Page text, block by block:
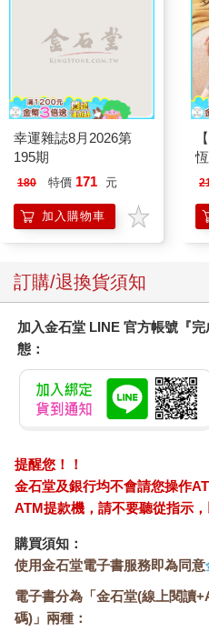
幸運雜誌8月2026第
195期
180 特價 171 元
加入購物車
訂購/退換貨須知
加入金石堂 LINE 官方帳號『
態：
提醒您！！
金石堂及銀行均不會請您操作
ATM提款機，請不要聽從指示，
購買須知：
使用金石堂電子書服務即為同意
電子書分為「金石堂(線上閱讀
碼)」兩種：